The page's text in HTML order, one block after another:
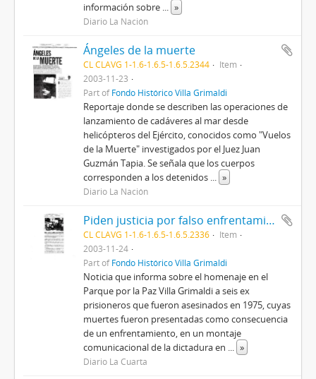
información sobre ... »
Diario La Nación
Ángeles de la muerte
CL CLAVG 1-1.6-1.6.5-1.6.5.2344
Item
2003-11-23
Part ofFondo Histórico Villa Grimaldi
Reportaje donde se describen las operaciones de
lanzamiento de cadáveres al mar desde
helicópteros del Ejército, conocidos como "Vuelos
de la Muerte" investigados por el Juez Juan
Guzmán Tapia. Se señala que los cuerpos
corresponden a los detenidos ... »
Diario La Nación
Piden justicia por falso enfrentamiento
CL CLAVG 1-1.6-1.6.5-1.6.5.2336
Item
2003-11-24
Part ofFondo Histórico Villa Grimaldi
Noticia que informa sobre el homenaje en el
Parque por la Paz Villa Grimaldi a seis ex
prisioneros que fueron asesinados en 1975, cuyas
muertes fueron presentadas como consecuencia
de un enfrentamiento, en un montaje
comunicacional de la dictadura en ... »
Diario La Cuarta